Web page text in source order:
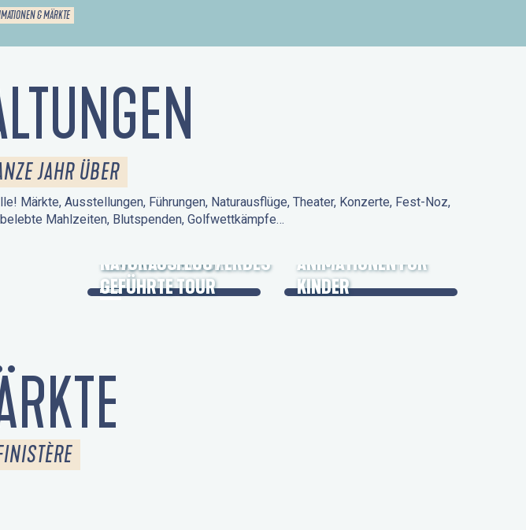
& MÄRKTE
JAHR ÜBER
Märkte, Ausstellungen, Führungen, Naturausflüge, Theater, Konzerte, Fest-Noz,
Mahlzeiten, Blutspenden, Golfwettkämpfe…
TAGE DES KULTURERBES
NATURAUSFLUG /
GEFÜHRTE TOUR
ANIMATIONEN FÜR
KINDER